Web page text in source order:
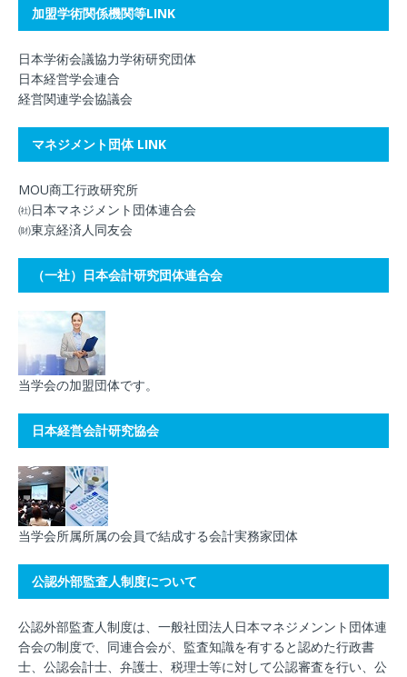
加盟学術関係機関等LINK
日本学術会議協力学術研究団体
日本経営学会連合
経営関連学会協議会
マネジメント団体 LINK
MOU商工行政研究所
㈳日本マネジメント団体連合会
㈶東京経済人同友会
（一社）日本会計研究団体連合会
当学会の加盟団体です。
日本経営会計研究協会
当学会所属所属の会員で結成する会計実務家団体
公認外部監査人制度について
公認外部監査人制度は、一般社団法人日本マネジメンント団体連
合会の制度で、同連合会が、監査知識を有すると認めた行政書
士、公認会計士、弁護士、税理士等に対して公認審査を行い、公